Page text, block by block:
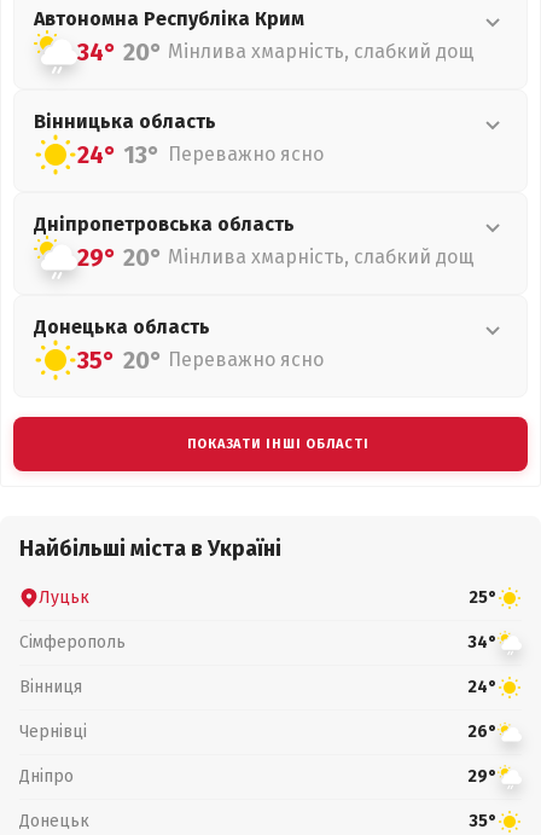
Автономна Республіка Крим
34° 20° Мінлива хмарність, слабкий дощ
Вінницька область
24° 13° Переважно ясно
Дніпропетровська область
29° 20° Мінлива хмарність, слабкий дощ
Донецька область
35° 20° Переважно ясно
ПОКАЗАТИ ІНШІ ОБЛАСТІ
Найбільші міста в Україні
Луцьк 25°
Сімферополь 34°
Вінниця 24°
Чернівці 26°
Дніпро 29°
Донецьк 35°